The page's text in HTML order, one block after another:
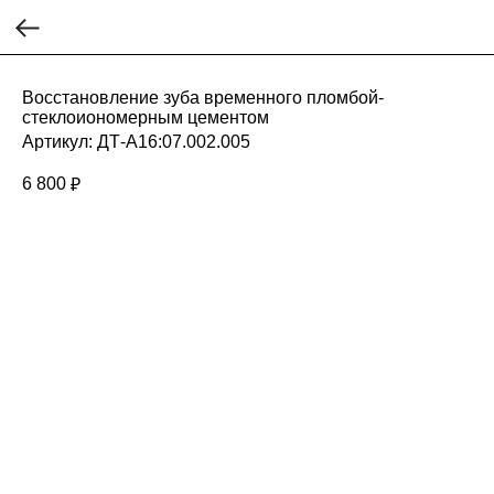
Восстановление зуба временного пломбой-
стеклоиономерным цементом
Артикул: ДТ-А16:07.002.005
6 800 ₽